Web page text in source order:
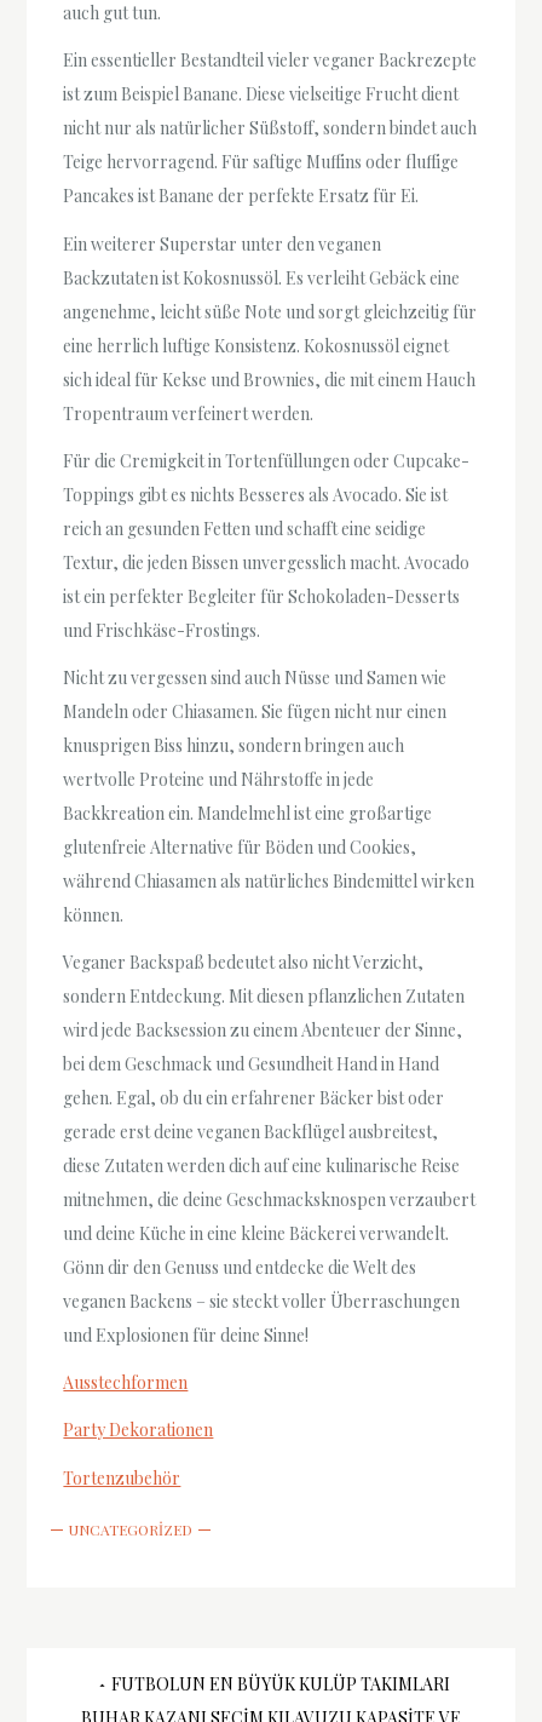
auch gut tun.
Ein essentieller Bestandteil vieler veganer Backrezepte
ist zum Beispiel Banane. Diese vielseitige Frucht dient
nicht nur als natürlicher Süßstoff, sondern bindet auch
Teige hervorragend. Für saftige Muffins oder fluffige
Pancakes ist Banane der perfekte Ersatz für Ei.
Ein weiterer Superstar unter den veganen
Backzutaten ist Kokosnussöl. Es verleiht Gebäck eine
angenehme, leicht süße Note und sorgt gleichzeitig für
eine herrlich luftige Konsistenz. Kokosnussöl eignet
sich ideal für Kekse und Brownies, die mit einem Hauch
Tropentraum verfeinert werden.
Für die Cremigkeit in Tortenfüllungen oder Cupcake-
Toppings gibt es nichts Besseres als Avocado. Sie ist
reich an gesunden Fetten und schafft eine seidige
Textur, die jeden Bissen unvergesslich macht. Avocado
ist ein perfekter Begleiter für Schokoladen-Desserts
und Frischkäse-Frostings.
Nicht zu vergessen sind auch Nüsse und Samen wie
Mandeln oder Chiasamen. Sie fügen nicht nur einen
knusprigen Biss hinzu, sondern bringen auch
wertvolle Proteine und Nährstoffe in jede
Backkreation ein. Mandelmehl ist eine großartige
glutenfreie Alternative für Böden und Cookies,
während Chiasamen als natürliches Bindemittel wirken
können.
Veganer Backspaß bedeutet also nicht Verzicht,
sondern Entdeckung. Mit diesen pflanzlichen Zutaten
wird jede Backsession zu einem Abenteuer der Sinne,
bei dem Geschmack und Gesundheit Hand in Hand
gehen. Egal, ob du ein erfahrener Bäcker bist oder
gerade erst deine veganen Backflügel ausbreitest,
diese Zutaten werden dich auf eine kulinarische Reise
mitnehmen, die deine Geschmacksknospen verzaubert
und deine Küche in eine kleine Bäckerei verwandelt.
Gönn dir den Genuss und entdecke die Welt des
veganen Backens – sie steckt voller Überraschungen
und Explosionen für deine Sinne!
Ausstechformen
Party Dekorationen
Tortenzubehör
UNCATEGORIZED
YazıFUTBOLUN EN BÜYÜK KULÜP TAKIMLARI